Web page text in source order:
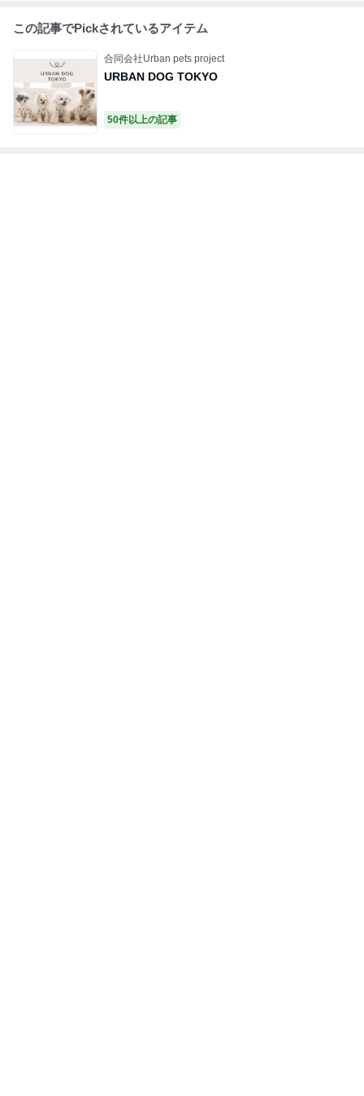
この記事でPickされているアイテム
合同会社Urban pets project
URBAN DOG TOKYO
50件以上の記事